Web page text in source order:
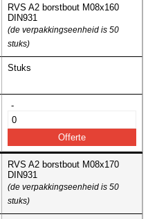
RVS A2 borstbout M08x160
DIN931
(de verpakkingseenheid is 50
stuks)
Stuks
-
RVS A2 borstbout M08x170
DIN931
(de verpakkingseenheid is 50
stuks)